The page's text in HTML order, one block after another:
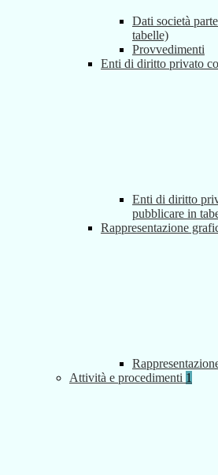
Dati società
tabelle)
Provvedimenti
Enti di diritto privato
Enti di diritto
pubblicare in
Rappresentazione
Attività e procedimenti 1